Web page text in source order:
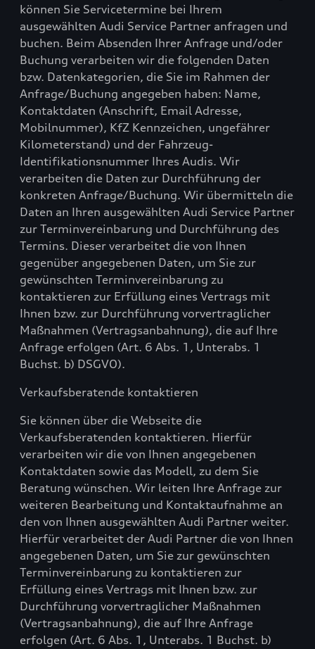
können Sie Servicetermine bei Ihrem
ausgewählten Audi Service Partner anfragen und
buchen. Beim Absenden Ihrer Anfrage und/oder
Buchung verarbeiten wir die folgenden Daten
bzw. Datenkategorien, die Sie im Rahmen der
Anfrage/Buchung angegeben haben: Name,
Kontaktdaten (Anschrift, Email Adresse,
Mobilnummer), KfZ Kennzeichen, ungefährer
Kilometerstand) und der Fahrzeug-
Identifikationsnummer Ihres Audis. Wir
verarbeiten die Daten zur Durchführung der
konkreten Anfrage/Buchung. Wir übermitteln die
Daten an Ihren ausgewählten Audi Service Partner
zur Terminvereinbarung und Durchführung des
Termins. Dieser verarbeitet die von Ihnen
gegenüber angegebenen Daten, um Sie zur
gewünschten Terminvereinbarung zu
kontaktieren zur Erfüllung eines Vertrags mit
Ihnen bzw. zur Durchführung vorvertraglicher
Maßnahmen (Vertragsanbahnung), die auf Ihre
Anfrage erfolgen (Art. 6 Abs. 1, Unterabs. 1
Buchst. b) DSGVO).
Verkaufsberatende kontaktieren
Sie können über die Webseite die
Verkaufsberatenden kontaktieren. Hierfür
verarbeiten wir die von Ihnen angegebenen
Kontaktdaten sowie das Modell, zu dem Sie
Beratung wünschen. Wir leiten Ihre Anfrage zur
weiteren Bearbeitung und Kontaktaufnahme an
den von Ihnen ausgewählten Audi Partner weiter.
Hierfür verarbeitet der Audi Partner die von Ihnen
angegebenen Daten, um Sie zur gewünschten
Terminvereinbarung zu kontaktieren zur
Erfüllung eines Vertrags mit Ihnen bzw. zur
Durchführung vorvertraglicher Maßnahmen
(Vertragsanbahnung), die auf Ihre Anfrage
erfolgen (Art. 6 Abs. 1, Unterabs. 1 Buchst. b)